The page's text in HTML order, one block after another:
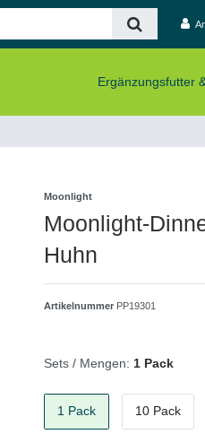
Ergänzungsfutter
Moonlight
Moonlight-
Huhn
Artikelnummer PP19301
Sets / Mengen: 1 Pack
1 Pack 10 Pack